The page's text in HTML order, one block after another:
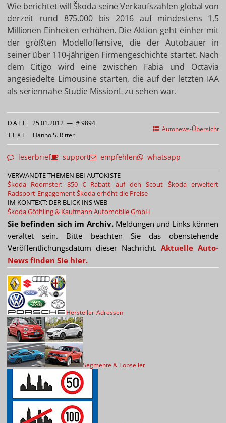
Wie berichtet will Škoda seine Verkaufszahlen global von
derzeit rund 875.000 bis 2016 auf mindestens 1,5
Millionen Einheiten erhöhen. Die Aktion geht einher mit
der größten Modelloffensive, die der Autobauer in
seiner über 110-jährigen Firmengeschichte startet. Nach
dem Citigo wird eine zwischen Fabia und Octavia
angesiedelte Limousine starten, die auf der letzten IAA
als seriennahe Studie MissionL zu sehen war.
Autonews-Übersicht
DATE 25.01.2012 — # 9894
TEXT Hanno S. Ritter
leserbrief support empfehlen whatsapp
VERWANDTE THEMEN BEI AUTOKISTE
Škoda Roomster: 850 € Rabatt auf den Scout Škoda erweitert
Radsport-EngagementŠkoda erhöht die Preise
IM KONTEXT: DER BLICK INS WEB
ŠkodaGöthling & Kaufmann Automobile GmbH
Sie befinden sich im Archiv.Meldungen und Links können
veraltet sein. Bitte beachten Sie das obenstehende
Veröffentlichungsdatum dieser Nachricht.Aktuelle Auto-
News finden Sie hier.
Hersteller-Adressen
Segmente & Topseller